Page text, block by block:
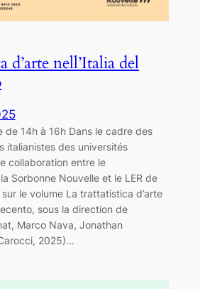
d’arte nell’Italia del
de 14h à 16h Dans le cadre des
italianistes des universités
collaboration entre le
Sorbonne Nouvelle et le LER de
le volume La trattatistica d’arte
sous la direction de
Marco Nava, Jonathan
2025)…